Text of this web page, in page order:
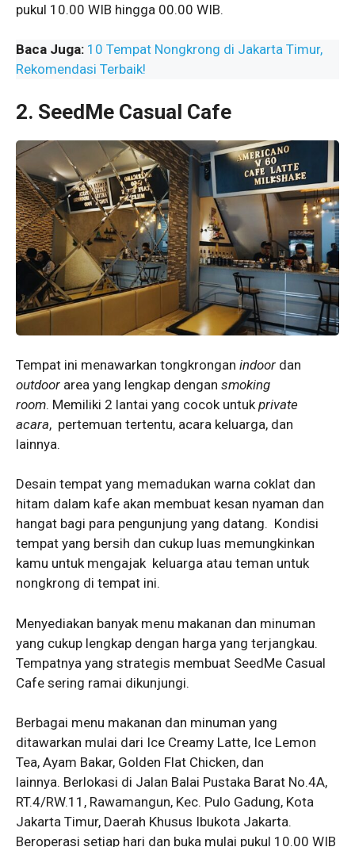
pukul 10.00 WIB hingga 00.00 WIB.
Baca Juga: 10 Tempat Nongkrong di Jakarta Timur,
Rekomendasi Terbaik!
2. SeedMe Casual Cafe
Tempat ini menawarkan tongkrongan indoor dan
outdoor area yang lengkap dengan smoking
room. Memiliki 2 lantai yang cocok untuk private
acara, pertemuan tertentu, acara keluarga, dan
lainnya.
Desain tempat yang memadukan warna coklat dan
hitam dalam kafe akan membuat kesan nyaman dan
hangat bagi para pengunjung yang datang. Kondisi
tempat yang bersih dan cukup luas memungkinkan
kamu untuk mengajak keluarga atau teman untuk
nongkrong di tempat ini.
Menyediakan banyak menu makanan dan minuman
yang cukup lengkap dengan harga yang terjangkau.
Tempatnya yang strategis membuat SeedMe Casual
Cafe sering ramai dikunjungi.
Berbagai menu makanan dan minuman yang
ditawarkan mulai dari Ice Creamy Latte, Ice Lemon
Tea, Ayam Bakar, Golden Flat Chicken, dan
lainnya. Berlokasi di Jalan Balai Pustaka Barat No.4A,
RT.4/RW.11, Rawamangun, Kec. Pulo Gadung, Kota
Jakarta Timur, Daerah Khusus Ibukota Jakarta.
Beroperasi setiap hari dan buka mulai pukul 10.00 WIB